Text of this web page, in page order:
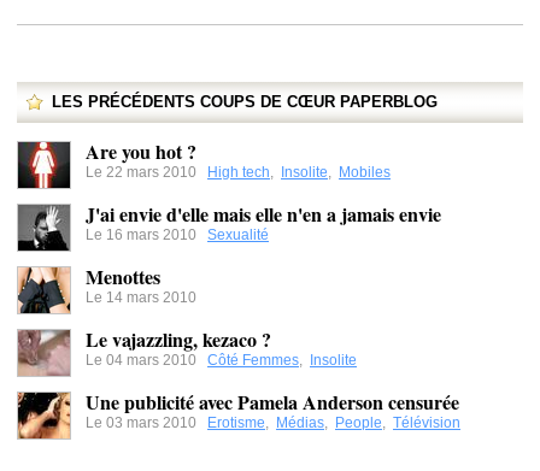
LES PRÉCÉDENTS COUPS DE CŒUR PAPERBLOG
Are you hot ?
Le 22 mars 2010 High tech, Insolite, Mobiles
J'ai envie d'elle mais elle n'en a jamais envie
Le 16 mars 2010 Sexualité
Menottes
Le 14 mars 2010
Le vajazzling, kezaco ?
Le 04 mars 2010 Côté Femmes, Insolite
Une publicité avec Pamela Anderson censurée
Le 03 mars 2010 Erotisme, Médias, People, Télévision